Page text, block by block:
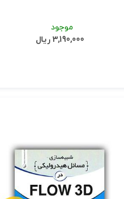
موجود
3,190,000 ریال